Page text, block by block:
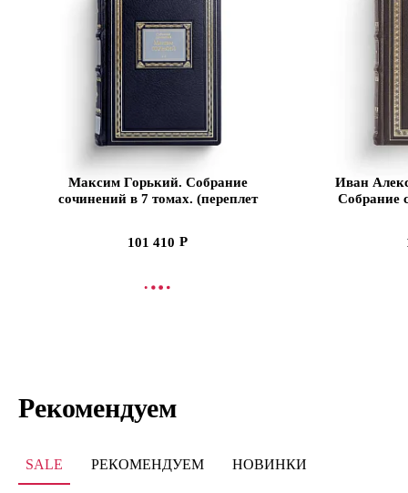
Максим Горький. Собрание
сочинений в 7 томах. (переплет
качества)
101 410
СООБЩИТЬ О ПОСТУПЛЕНИИ
Иван
Собрание
Рекомендуем
SALE РЕКОМЕНДУЕМ НОВИНКИ